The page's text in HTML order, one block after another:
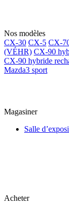
Nos modèles
CX-30 CX-5 CX-
(VÉHR) CX-90
CX-90 hybride
Mazda3 sport
Magasiner
Salle
Acheter